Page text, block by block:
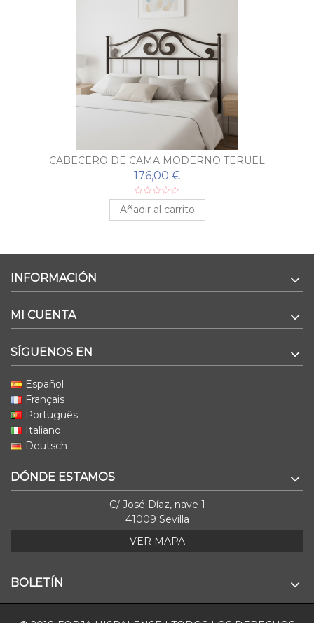
CABECERO DE CAMA MODERNO TERUEL
176,00 €
Añadir al carrito
INFORMACIÓN
MI CUENTA
SÍGUENOS EN
Español
Français
Português
Italiano
Deutsch
DÓNDE ESTAMOS
C/ José Díaz, nave 1
41009 Sevilla
VER MAPA
BOLETÍN